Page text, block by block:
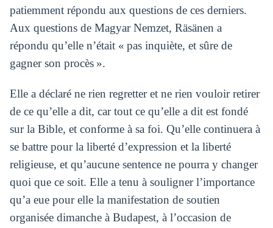
patiemment répondu aux questions de ces derniers.
Aux questions de Magyar Nemzet, Räsänen a
répondu qu’elle n’était « pas inquiète, et sûre de
gagner son procès ».
Elle a déclaré ne rien regretter et ne rien vouloir retirer
de ce qu’elle a dit, car tout ce qu’elle a dit est fondé
sur la Bible, et conforme à sa foi. Qu’elle continuera à
se battre pour la liberté d’expression et la liberté
religieuse, et qu’aucune sentence ne pourra y changer
quoi que ce soit. Elle a tenu à souligner l’importance
qu’a eue pour elle la manifestation de soutien
organisée dimanche à Budapest, à l’occasion de